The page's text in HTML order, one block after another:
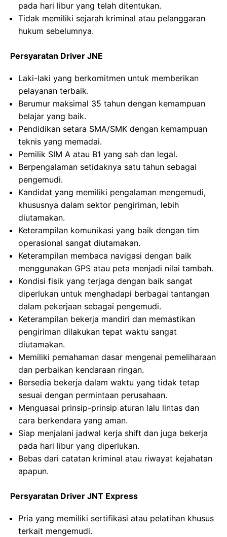
pada hari libur yang telah ditentukan.
Tidak memiliki sejarah kriminal atau pelanggaran
hukum sebelumnya.
Persyaratan Driver JNE
Laki-laki yang berkomitmen untuk memberikan
pelayanan terbaik.
Berumur maksimal 35 tahun dengan kemampuan
belajar yang baik.
Pendidikan setara SMA/SMK dengan kemampuan
teknis yang memadai.
Pemilik SIM A atau B1 yang sah dan legal.
Berpengalaman setidaknya satu tahun sebagai
pengemudi.
Kandidat yang memiliki pengalaman mengemudi,
khususnya dalam sektor pengiriman, lebih
diutamakan.
Keterampilan komunikasi yang baik dengan tim
operasional sangat diutamakan.
Keterampilan membaca navigasi dengan baik
menggunakan GPS atau peta menjadi nilai tambah.
Kondisi fisik yang terjaga dengan baik sangat
diperlukan untuk menghadapi berbagai tantangan
dalam pekerjaan sebagai pengemudi.
Keterampilan bekerja mandiri dan memastikan
pengiriman dilakukan tepat waktu sangat
diutamakan.
Memiliki pemahaman dasar mengenai pemeliharaan
dan perbaikan kendaraan ringan.
Bersedia bekerja dalam waktu yang tidak tetap
sesuai dengan permintaan perusahaan.
Menguasai prinsip-prinsip aturan lalu lintas dan
cara berkendara yang aman.
Siap menjalani jadwal kerja shift dan juga bekerja
pada hari libur yang diperlukan.
Bebas dari catatan kriminal atau riwayat kejahatan
apapun.
Persyaratan Driver JNT Express
Pria yang memiliki sertifikasi atau pelatihan khusus
terkait mengemudi.